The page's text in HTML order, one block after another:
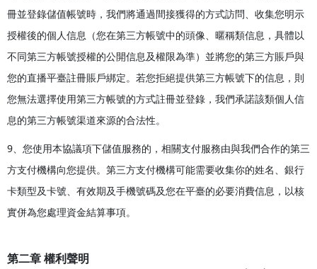
冊並登錄儲值帳號時，我們將通過間接獲得的方式訪問、收集您明示
授權後的個人信息（您在第三方帳號中的頭像、暱稱類信息，具體以
不同第三方帳號授權的公開信息及權限為準）並將您的第三方賬戶與
您的直播平臺註冊賬戶綁定。若您拒絕提供第三方帳號下的信息，則
您無法選擇使用第三方帳號的方式註冊並登錄，我們承諾該類個人信
息的第三方帳號渠道來源的合法性。
9、您使用本協議項下儲值服務的，相關支付服務由與我們合作的第三
方支付機構向您提供。第三方支付機構可能需要收集你的姓名、銀行
卡類型及卡號、有效期及手機號碼及您在平臺的必要消費信息，以核
實併為您處理資金結算事項。
第二章 權利聲明